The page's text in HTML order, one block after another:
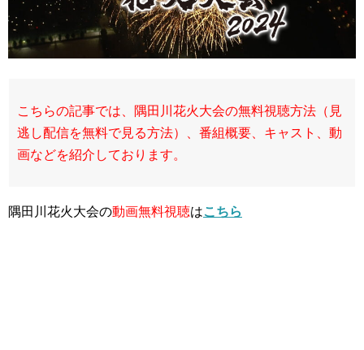
こちらの記事では、隅田川花火大会の無料視聴方法（見
逃し配信を無料で見る方法）、番組概要、キャスト、動
画などを紹介しております。
隅田川花火大会の動画無料視聴はこちら